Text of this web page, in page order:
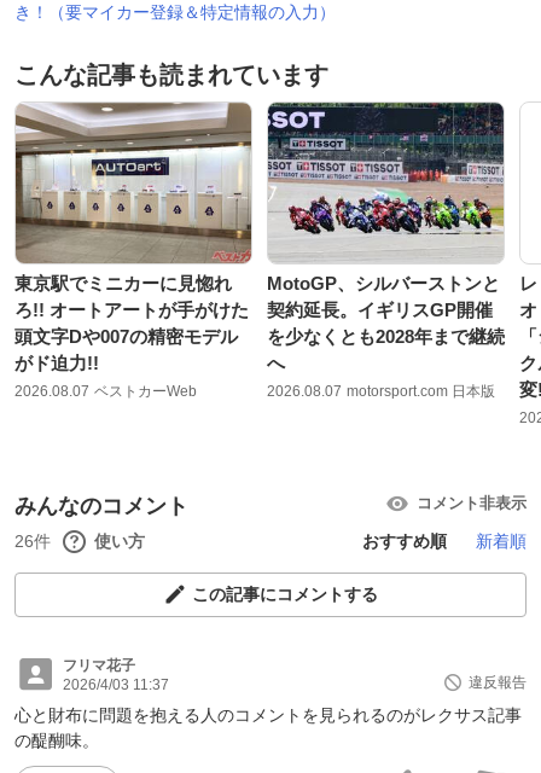
き！（要マイカー登録＆特定情報の入力）
こんな記事も読まれています
東京駅でミニカーに見惚れ
ろ!! オートアートが手がけた
頭文字Dや007の精密モデル
がド迫力!!
2026.08.07 ベストカーWeb
MotoGP、シルバーストンと
契約延長。イギリスGP開催
を少なくとも2028年まで継続
へ
2026.08.07 motorsport.com 日本版
みんなのコメント コメント非表示
26件 使い方 おすすめ順 新着順
この記事にコメントする
フリマ花子
2026/4/03 11:37
違反報告
心と財布に問題を抱える人のコメントを見られるのがレクサス記事
の醍醐味。